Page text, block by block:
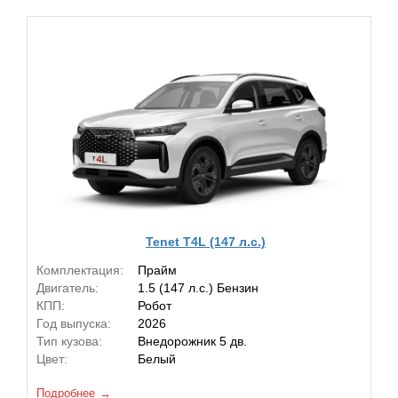
Tenet T4L (147 л.с.)
Комплектация:
Прайм
Двигатель:
1.5 (147 л.с.) Бензин
КПП:
Робот
Год выпуска:
2026
Тип кузова:
Внедорожник 5 дв.
Цвет:
Белый
Подробнее